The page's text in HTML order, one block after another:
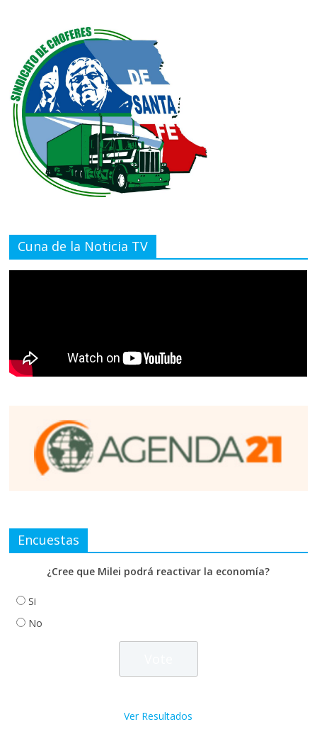
Cuna de la Noticia TV
Encuestas
¿Cree que Milei podrá reactivar la economía?
Si
No
Ver Resultados